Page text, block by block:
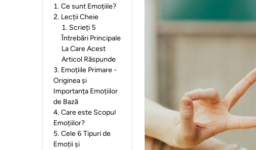
1.Ce sunt Emoțiile?
2. Lecții Cheie
1. Scrieți 5
Întrebări Principale
La Care Acest
Articol Răspunde
3. Emoțiile Primare -
Originea și
Importanța Emoțiilor
de Bază
4.Care este Scopul
Emoțiilor?
5.Cele 6 Tipuri de
Emoții și